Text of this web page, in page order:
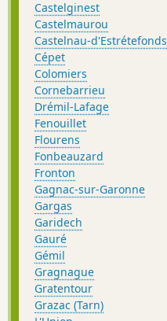
Castelginest
Castelmaurou
Castelnau-d'Estrétefonds
Cépet
Colomiers
Cornebarrieu
Drémil-Lafage
Fenouillet
Flourens
Fonbeauzard
Fronton
Gagnac-sur-Garonne
Gargas
Garidech
Gauré
Gémil
Gragnague
Gratentour
Grazac (Tarn)